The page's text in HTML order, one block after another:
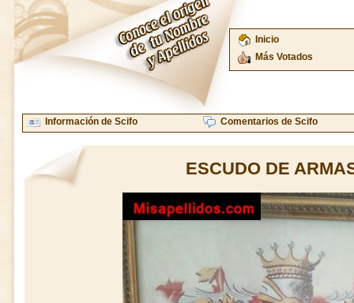
Inicio
Más Votados
Información de Scifo Comentarios de Scifo
ESCUDO DE